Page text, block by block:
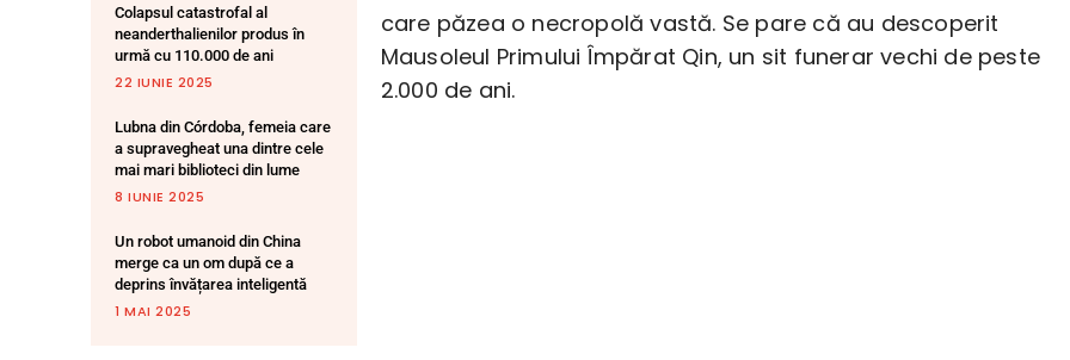
Colapsul catastrofal al
neanderthalienilor produs în
urmă cu 110.000 de ani
22 IUNIE 2025
Lubna din Córdoba, femeia care
a supravegheat una dintre cele
mai mari biblioteci din lume
8 IUNIE 2025
Un robot umanoid din China
merge ca un om după ce a
deprins învățarea inteligentă
1 MAI 2025
care păzea o necropolă vastă. Se pare că au descoperit
Mausoleul Primului Împărat Qin, un sit funerar vechi de peste
2.000 de ani.